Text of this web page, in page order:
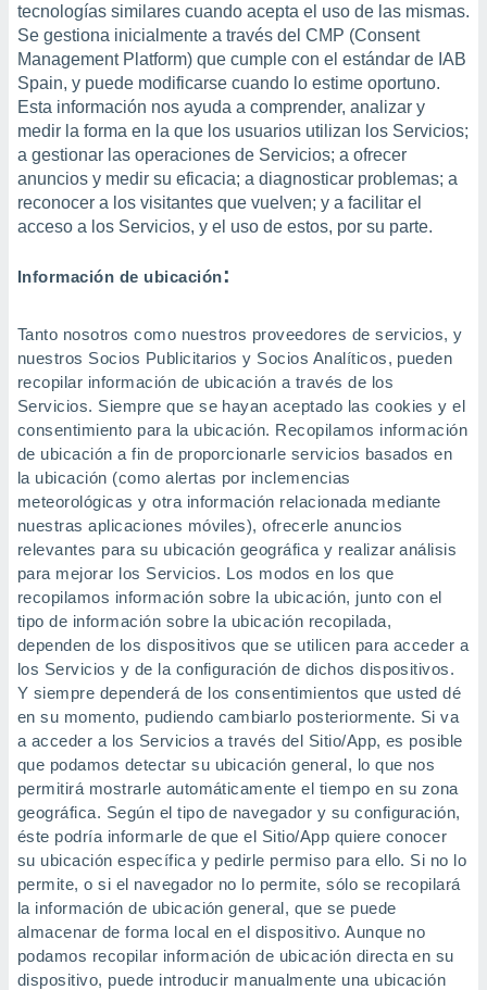
tecnologías similares cuando acepta el uso de las mismas.
Se gestiona inicialmente a través del CMP (Consent
Management Platform) que cumple con el estándar de IAB
Spain, y puede modificarse cuando lo estime oportuno.
Esta información nos ayuda a comprender, analizar y
medir la forma en la que los usuarios utilizan los Servicios;
a gestionar las operaciones de Servicios; a ofrecer
anuncios y medir su eficacia; a diagnosticar problemas; a
reconocer a los visitantes que vuelven; y a facilitar el
acceso a los Servicios, y el uso de estos, por su parte.
Información de ubicación:
Tanto nosotros como nuestros proveedores de servicios, y
nuestros Socios Publicitarios y Socios Analíticos, pueden
recopilar información de ubicación a través de los
Servicios. Siempre que se hayan aceptado las cookies y el
consentimiento para la ubicación. Recopilamos información
de ubicación a fin de proporcionarle servicios basados en
la ubicación (como alertas por inclemencias
meteorológicas y otra información relacionada mediante
nuestras aplicaciones móviles), ofrecerle anuncios
relevantes para su ubicación geográfica y realizar análisis
para mejorar los Servicios. Los modos en los que
recopilamos información sobre la ubicación, junto con el
tipo de información sobre la ubicación recopilada,
dependen de los dispositivos que se utilicen para acceder a
los Servicios y de la configuración de dichos dispositivos.
Y siempre dependerá de los consentimientos que usted dé
en su momento, pudiendo cambiarlo posteriormente. Si va
a acceder a los Servicios a través del Sitio/App, es posible
que podamos detectar su ubicación general, lo que nos
permitirá mostrarle automáticamente el tiempo en su zona
geográfica. Según el tipo de navegador y su configuración,
éste podría informarle de que el Sitio/App quiere conocer
su ubicación específica y pedirle permiso para ello. Si no lo
permite, o si el navegador no lo permite, sólo se recopilará
la información de ubicación general, que se puede
almacenar de forma local en el dispositivo. Aunque no
podamos recopilar información de ubicación directa en su
dispositivo, puede introducir manualmente una ubicación